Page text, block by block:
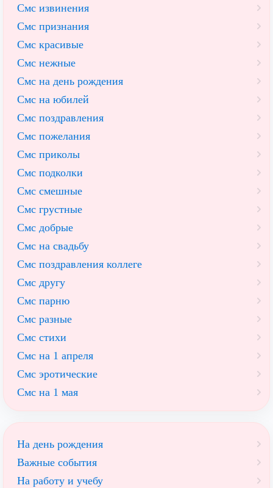
Смс извинения
Смс признания
Смс красивые
Смс нежные
Смс на день рождения
Смс на юбилей
Смс поздравления
Смс пожелания
Смс приколы
Смс подколки
Смс смешные
Смс грустные
Смс добрые
Смс на свадьбу
Смс поздравления коллеге
Смс другу
Смс парню
Смс разные
Смс стихи
Смс на 1 апреля
Смс эротические
Смс на 1 мая
На день рождения
Важные события
На работу и учебу